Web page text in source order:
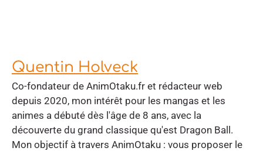
Quentin Holveck
Co-fondateur de AnimOtaku.fr et rédacteur web
depuis 2020, mon intérêt pour les mangas et les
animes a débuté dès l'âge de 8 ans, avec la
découverte du grand classique qu'est Dragon Ball.
Mon objectif à travers AnimOtaku : vous proposer le